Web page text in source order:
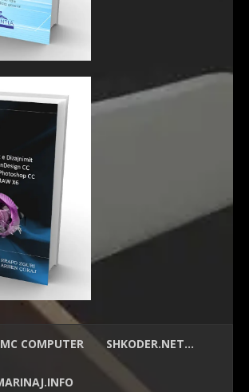
COMPUTER SHKODER.NET…